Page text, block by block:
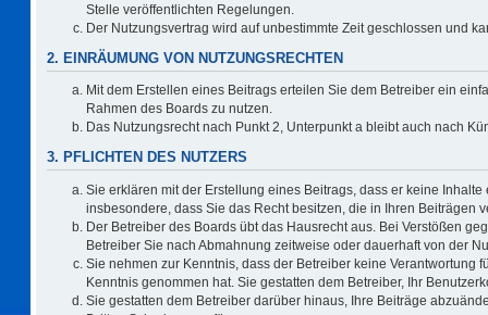
Stelle veröffentlichten Regelungen.
Der Nutzungsvertrag wird auf unbestimmte Zeit geschlossen und
2. EINRÄUMUNG VON NUTZUNGSRECHTEN
Mit dem Erstellen eines Beitrags erteilen Sie dem Betreiber ein
Rahmen des Boards zu nutzen.
Das Nutzungsrecht nach Punkt 2, Unterpunkt a bleibt auch nach
3. PFLICHTEN DES NUTZERS
Sie erklären mit der Erstellung eines Beitrags, dass er keine
insbesondere, dass Sie das Recht besitzen, die in Ihren Beiträgen
Der Betreiber des Boards übt das Hausrecht aus. Bei Verstößen
Betreiber Sie nach Abmahnung zeitweise oder dauerhaft von der
Sie nehmen zur Kenntnis, dass der Betreiber keine Verantwortung
Kenntnis genommen hat. Sie gestatten dem Betreiber, Ihr
Sie gestatten dem Betreiber darüber hinaus, Ihre Beiträge